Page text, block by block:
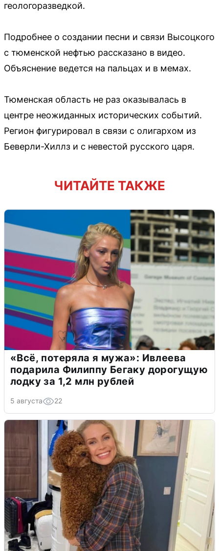
геологоразведкой.
Подробнее о создании песни и связи Высоцкого
с тюменской нефтью рассказано в видео.
Объяснение ведется на пальцах и в мемах.
Тюменская область не раз оказывалась в
центре неожиданных исторических событий.
Регион фигурировал в связи с олигархом из
Беверли-Хиллз и с невестой русского царя.
ЧИТАЙТЕ ТАКЖЕ
«Всё, потеряла я мужа»: Ивлеева
подарила Филиппу Бегаку дорогущую
лодку за 1,2 млн рублей
5 августа 22